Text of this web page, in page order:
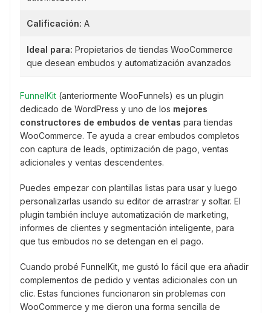
Calificación: A
Ideal para: Propietarios de tiendas WooCommerce
que desean embudos y automatización avanzados
FunnelKit (anteriormente WooFunnels) es un plugin
dedicado de WordPress y uno de los mejores
constructores de embudos de ventas para tiendas
WooCommerce. Te ayuda a crear embudos completos
con captura de leads, optimización de pago, ventas
adicionales y ventas descendentes.
Puedes empezar con plantillas listas para usar y luego
personalizarlas usando su editor de arrastrar y soltar. El
plugin también incluye automatización de marketing,
informes de clientes y segmentación inteligente, para
que tus embudos no se detengan en el pago.
Cuando probé FunnelKit, me gustó lo fácil que era añadir
complementos de pedido y ventas adicionales con un
clic. Estas funciones funcionaron sin problemas con
WooCommerce y me dieron una forma sencilla de